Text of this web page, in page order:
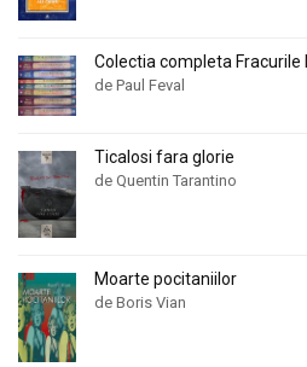
Colectia completa Fracurile
de Paul Feval
Ticalosi fara glorie
de Quentin Tarantino
Moarte pocitaniilor
de Boris Vian